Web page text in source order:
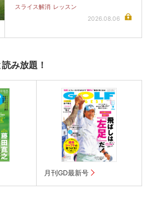
スライス解消 レッスン
2026.08.06
み放題！
月刊GD最新号